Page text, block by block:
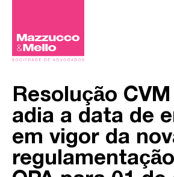
Resolução
adia a data de
em vigor da